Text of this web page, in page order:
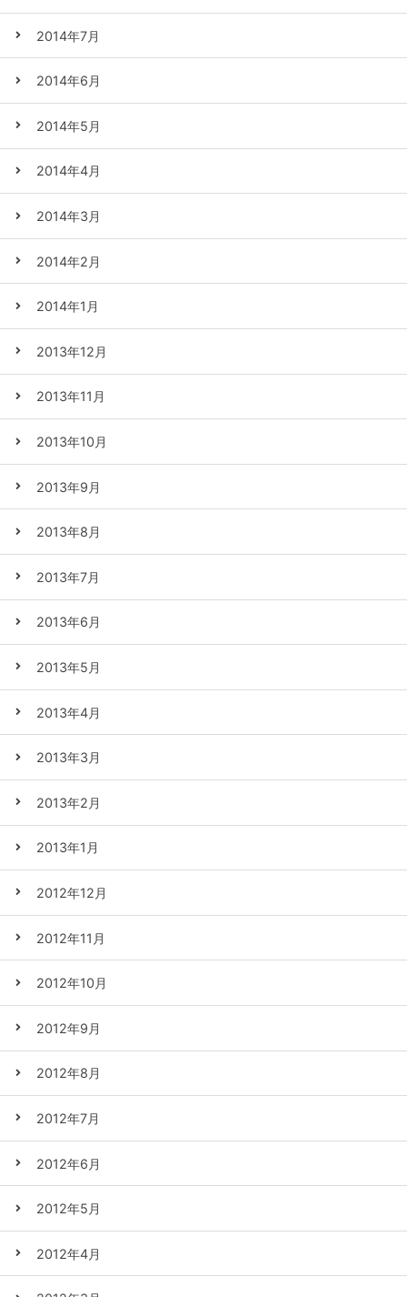
2014年7月
2014年6月
2014年5月
2014年4月
2014年3月
2014年2月
2014年1月
2013年12月
2013年11月
2013年10月
2013年9月
2013年8月
2013年7月
2013年6月
2013年5月
2013年4月
2013年3月
2013年2月
2013年1月
2012年12月
2012年11月
2012年10月
2012年9月
2012年8月
2012年7月
2012年6月
2012年5月
2012年4月